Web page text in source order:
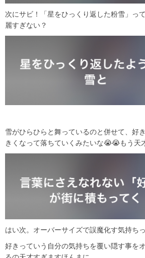
次にサビ！「星をひっくり返した粉雪」っ
麗すぎない？
雪がひらひらと舞っているのと併せて、好
きくなって落ちていくみたいな😭😭もう天
はい次。オーバーサイズで誤魔化す気持ち
好きっていう自分の気持ちを覆い隠す事を